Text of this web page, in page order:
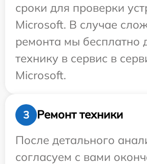
сроки для проверки
Microsoft. В случае
ремонта мы бесплатно
технику в сервис в
Microsoft.
3
Ремонт техники
После детального
согласуем с вами